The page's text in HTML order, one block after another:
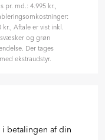
md.: 4.995 kr.,
Aftale er vist inkl.
og grøn
Der tages
ekstraudstyr.
betalingen af din